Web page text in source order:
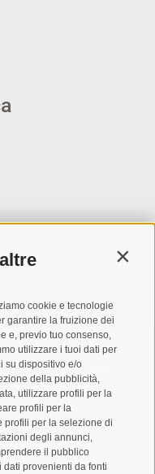
cookie e tecnologie
garantire la fruizione dei
e, previo tuo consenso,
utilizzare i tuoi dati per
su dispositivo e/o
della pubblicità,
utilizzare profili per la
profili per la
profili per la selezione di
degli annunci,
il pubblico
provenienti da fonti